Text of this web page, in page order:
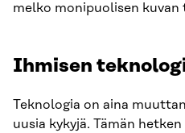
melko monipuolisen kuvan
Ihmisen
Teknologia on aina
uusia kykyjä. Tämän